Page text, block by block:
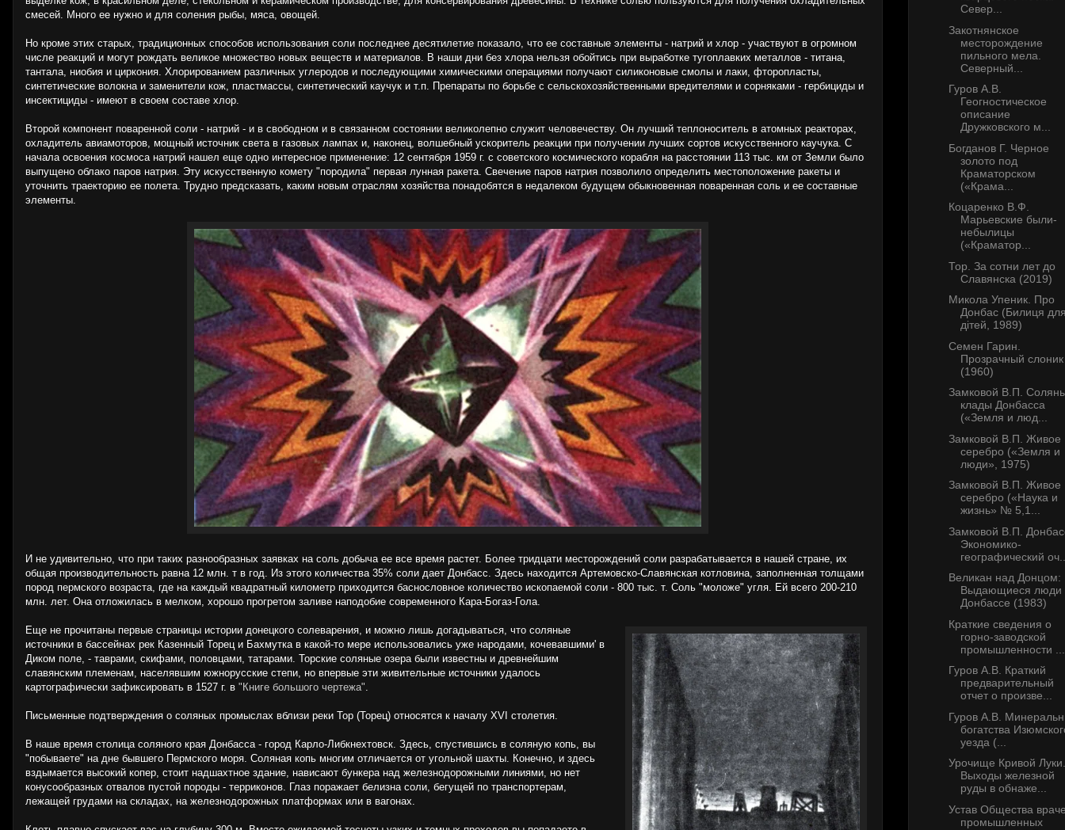
смесей. Много ее нужно и для соления рыбы, мяса, овощей.
Но кроме этих старых, традиционных способов использования соли последнее десятилетие показало, что ее составные элементы - натрий и хлор - участвуют в огромном
числе реакций и могут рождать великое множество новых веществ и материалов. В наши дни без хлора нельзя обойтись при выработке тугоплавких металлов - титана,
тантала, ниобия и циркония. Хлорированием различных углеродов и последующими химическими операциями получают силиконовые смолы и лаки, фторопласты,
синтетические волокна и заменители кож, пластмассы, синтетический каучук и т.п. Препараты по борьбе с сельскохозяйственными вредителями и сорняками - гербициды и
инсектициды - имеют в своем составе хлор.
Второй компонент поваренной соли - натрий - и в свободном и в связанном состоянии великолепно служит человечеству. Он лучший теплоноситель в атомных реакторах,
охладитель авиамоторов, мощный источник света в газовых лампах и, наконец, волшебный ускоритель реакции при получении лучших сортов искусственного каучука. С
начала освоения космоса натрий нашел еще одно интересное применение: 12 сентября 1959 г. с советского космического корабля на расстоянии 113 тыс. км от Земли было
выпущено облако паров натрия. Эту искусственную комету "породила" первая лунная ракета. Свечение паров натрия позволило определить местоположение ракеты и
уточнить траекторию ее полета. Трудно предсказать, каким новым отраслям хозяйства понадобятся в недалеком будущем обыкновенная поваренная соль и ее составные
элементы.
И не удивительно, что при таких разнообразных заявках на соль добыча ее все время растет. Более тридцати месторождений соли разрабатывается в нашей стране, их
общая производительность равна 12 млн. т в год. Из этого количества 35% соли дает Донбасс. Здесь находится Артемовско-Славянская котловина, заполненная толщами
пород пермского возраста, где на каждый квадратный километр приходится баснословное количество ископаемой соли - 800 тыс. т. Соль "моложе" угля. Ей всего 200-210
млн. лет. Она отложилась в мелком, хорошо прогретом заливе наподобие современного Кара-Богаз-Гола.
Еще не прочитаны первые страницы истории донецкого солеварения, и можно лишь догадываться, что соляные
источники в бассейнах рек Казенный Торец и Бахмутка в какой-то мере использовались уже народами, кочевавшими' в
Диком поле, - таврами, скифами, половцами, татарами. Торские соляные озера были известны и древнейшим
славянским племенам, населявшим южнорусские степи, но впервые эти живительные источники удалось
картографически зафиксировать в 1527 г. в "Книге большого чертежа".
Письменные подтверждения о соляных промыслах вблизи реки Тор (Торец) относятся к началу XVI столетия.
В наше время столица соляного края Донбасса - город Карло-Либкнехтовск. Здесь, спустившись в соляную копь, вы
"побываете" на дне бывшего Пермского моря. Соляная копь многим отличается от угольной шахты. Конечно, и здесь
вздымается высокий копер, стоит надшахтное здание, нависают бункера над железнодорожными линиями, но нет
конусообразных отвалов пустой породы - терриконов. Глаз поражает белизна соли, бегущей по транспортерам,
лежащей грудами на складах, на железнодорожных платформах или в вагонах.
Север...
Закотнянское
месторождение
пильного мела.
Северный...
Гуров А.В.
Геогностическое
описание
Дружковского м...
Богданов Г. Черное
золото под
Краматорском
(«Крама...
Коцаренко В.Ф.
Марьевские были-
небылицы
(«Краматор...
Тор. За сотни лет до
Славянска (2019)
Микола Упеник. Про
Донбас (Билиця
дітей, 1989)
Семен Гарин.
Прозрачный слоник
(1960)
Замковой В.П.
клады Донбасса
(«Земля и люд...
Замковой В.П. Живое
серебро («Земля и
люди», 1975)
Замковой В.П. Живое
серебро («Наука и
жизнь» № 5,1...
Замковой В.П.
Экономико-
географический
Великан над Донцом:
Выдающиеся люди
Донбассе (1983)
Краткие сведения о
горно-заводской
промышленности ...
Гуров А.В. Краткий
предварительный
отчет о произве...
Гуров А.В.
богатства
уезда (...
Урочище Кривой Луки.
Выходы железной
руды в обнаже...
Устав Общества
промышленных